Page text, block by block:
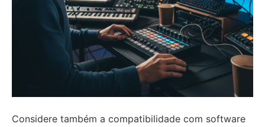
Considere também a compatibilidade com software